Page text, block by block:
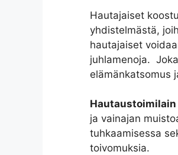
Hautajaiset
yhdistelmästä,
hautajaiset
juhlamenoja.
elämänkatsomus
Hautaustoimilain
ja vainajan
tuhkaamisessa
toivomuksia.